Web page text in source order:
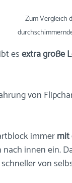
Zum Vergleich
es extra große
von
immer mit
innen ein.
von